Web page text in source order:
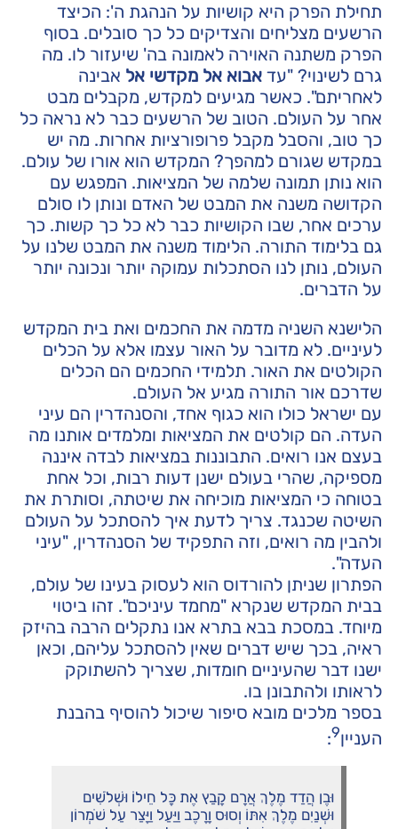
תחילת הפרק היא קושיות על הנהגת ה': הכיצד
הרשעים מצליחים והצדיקים כל כך סובלים. בסוף
הפרק משתנה האוירה לאמונה בה' שיעזור לו. מה
גרם לשינוי? "עד אבוא אל מקדשי אל אבינה
לאחריתם". כאשר מגיעים למקדש, מקבלים מבט
אחר על העולם. הטוב של הרשעים כבר לא נראה כל
כך טוב, והסבל מקבל פרופורציות אחרות. מה יש
במקדש שגורם למהפך? המקדש הוא אורו של עולם.
הוא נותן תמונה שלמה של המציאות. המפגש עם
הקדושה משנה את המבט של האדם ונותן לו סולם
ערכים אחר, שבו הקושיות כבר לא כל כך קשות. כך
גם בלימוד התורה. הלימוד משנה את המבט שלנו על
העולם, נותן לנו הסתכלות עמוקה יותר ונכונה יותר
על הדברים.
הלישנא השניה מדמה את החכמים ואת בית המקדש
לעיניים. לא מדובר על האור עצמו אלא על הכלים
הקולטים את האור. תלמידי החכמים הם הכלים
שדרכם אור התורה מגיע אל העולם.
עם ישראל כולו הוא כגוף אחד, והסנהדרין הם עיני
העדה. הם קולטים את המציאות ומלמדים אותנו מה
בעצם אנו רואים. התבוננות במציאות לבדה איננה
מספיקה, שהרי בעולם ישנן דעות רבות, וכל אחת
בטוחה כי המציאות מוכיחה את שיטתה, וסותרת את
השיטה שכנגד. צריך לדעת איך להסתכל על העולם
ולהבין מה רואים, וזה התפקיד של הסנהדרין, "עיני
העדה".
הפתרון שניתן להורדוס הוא לעסוק בעינו של עולם,
בבית המקדש שנקרא "מחמד עיניכם". זהו ביטוי
מיוחד. במסכת בבא בתרא אנו נתקלים הרבה בהיזק
ראיה, בכך שיש דברים שאין להסתכל עליהם, וכאן
ישנו דבר שהעיניים חומדות, שצריך להשתוקק
לראותו ולהתבונן בו.
בספר מלכים מובא סיפור שיכול להוסיף בהבנת
העניין9
:
וּבֶן הֲדַד מֶלֶךְ אֲרָם קָבַץ אֶת כָּל חֵילוֹ וּשְׁלֹשִׁים
וּשְׁנַיִם מֶלֶךְ אִתּוֹ וְסוּס וָרָכֶב וַיַּעַל וַיָּצַר עַל שֹׁמְרוֹן